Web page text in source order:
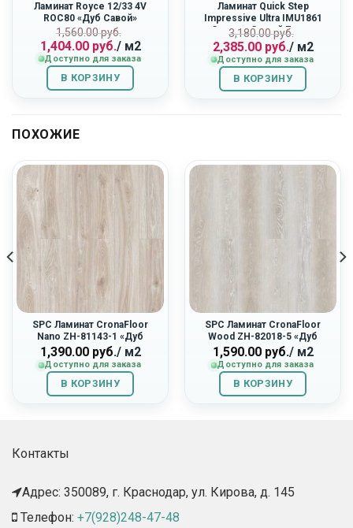
Ламинат Royce 12/33 4V
ROC80 «Дуб Савой»
1,560.00руб.
Первоначальная
цена
составляла
1,560.00
руб..
1,404.00руб.
Текущая
цена:
1,404.00
руб..
/ м2
Доступно для заказа
В КОРЗИНУ
Ламинат Quick Step
Impressive Ultra IMU1861
«Светло-Серый Бетон»
3,180.00руб.
цена
составляла
3,180.00
руб..
2,385.00руб.
Текущая
цена:
2,385.00
руб..
/ м2
Доступно для заказа
В КОРЗИНУ
ПОХОЖИЕ
SPC Ламинат CronaFloor
Nano ZH-81143-1 «Дуб
Ампир»
1,390.00руб./ м2
Доступно для заказа
В КОРЗИНУ
SPC Ламинат CronaFloor
Wood ZH-82018-5 «Дуб
Мане»
1,590.00руб./ м2
Доступно для заказа
В КОРЗИНУ
Контакты
Адрес: 350089, г. Краснодар, ул. Кирова, д. 145​
Телефон: +7(928)248-47-48